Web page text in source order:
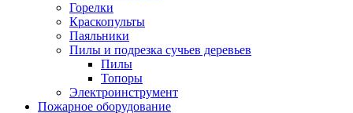
Горелки
Краскопульты
Паяльники
Пилы и подрезка сучьев деревьев
Пилы
Топоры
Электроинструмент
Пожарное оборудование